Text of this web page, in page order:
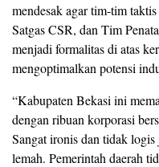
mendesak agar tim-tim
Satgas CSR, dan Tim
menjadi formalitas di atas
mengoptimalkan potensi
“Kabupaten Bekasi ini
dengan ribuan korporasi
Sangat ironis dan tidak
lemah. Pemerintah daerah